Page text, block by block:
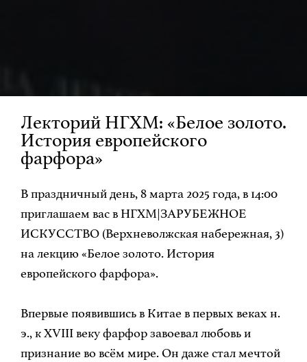
Лекторий НГХМ: «Белое золото.
История европейского
фарфора»
В праздничный день, 8 марта 2025 года, в 14:00
приглашаем вас в НГХМ|ЗАРУБЕЖНОЕ
ИСКУССТВО (Верхневолжская набережная, 3)
на лекцию «Белое золото. История
европейского фарфора».
Впервые появившись в Китае в первых веках н.
э., к XVIII веку фарфор завоевал любовь и
признание во всём мире. Он даже стал мечтой